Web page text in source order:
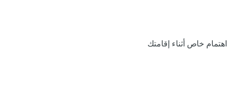
اهتمام خاص أثناء إقامتك